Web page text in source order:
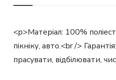
<p>Матеріал: 100%
пікніку, авто.<br />
прасувати, відбілювати,